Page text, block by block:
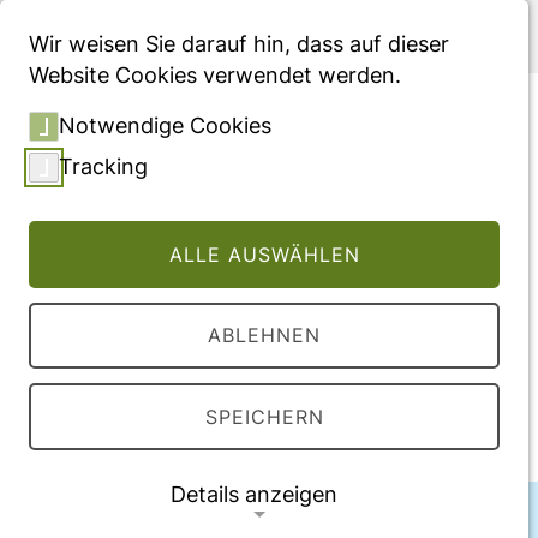
Menü
Wo liegt der künftige
"Vorteil" der privaten
Krankenversicherung?
Strategien zur Erhaltung des
Geschäftsmodells der PKV
Veröffentlichung
2011
Wir weisen Sie darauf hin, dass auf dieser
Website Cookies verwendet werden.
Notwendige Cookies
Tracking
ALLE AUSWÄHLEN
ABLEHNEN
SPEICHERN
Details anzeigen